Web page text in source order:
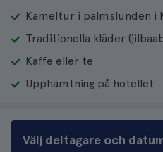
Kameltur i palmslunden i
Traditionella kläder
Kaffe eller te
Upphämtning på hotellet
Välj deltagare och